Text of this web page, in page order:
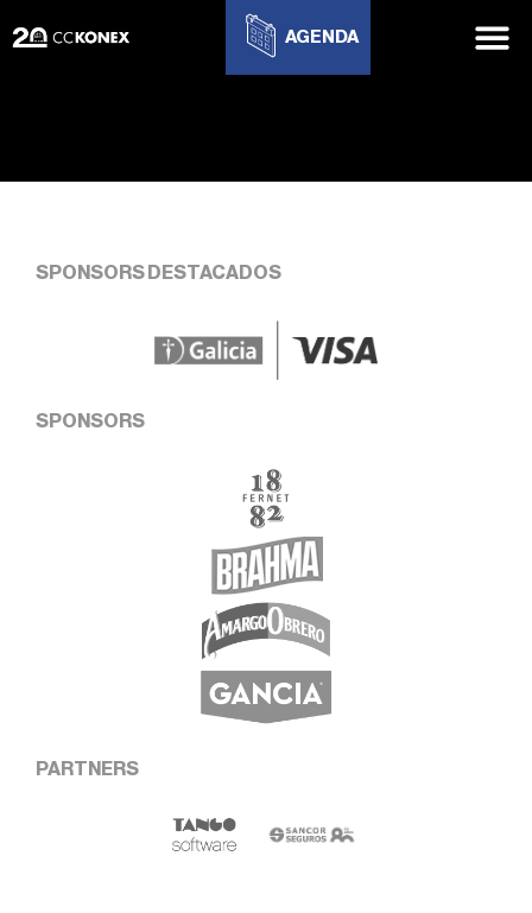
AGENDA
SPONSORS DESTACADOS
SPONSORS
PARTNERS